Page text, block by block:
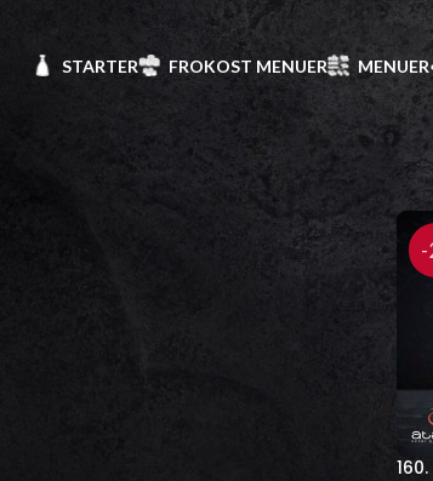
STARTER FROKOST MENUER MENUER